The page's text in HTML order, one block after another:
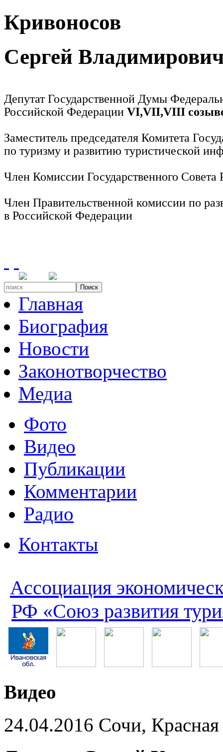
Кривоносов
Сергей
Депутат Государственной Думы
Российской Федерации VI,VII,VIII
Заместитель председателя Комитета
по туризму и развитию туристической
Член Комиссии Государственного
Член Правительственной комиссии по
в Российской Федерации
Поиск
Главная
Биография
Новости
Законотворчество
Медиа
Фото
Видео
Публикации
Комментарии
Радио
Контакты
Ассоциация
РФ «Союз развития
Видео
24.04.2016 Сочи,